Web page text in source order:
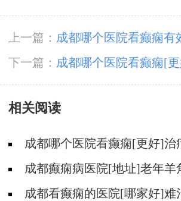
上一篇： 成都哪个医院看癫痫有
痫有没有发作?
下一篇： 成都哪个医院看癫痫[
药物不良反应是什么?
相关阅读
成都哪个医院看癫痫[更好]治
不良反应是什么?
成都癫痫病医院[地址]老年羊
调整?成都看癫痫的医院[哪家好]难